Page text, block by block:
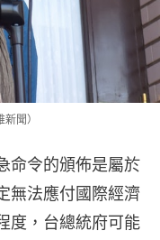
聞）
命令的頒佈是屬於
無法應付國際經濟
度，台總統府可能